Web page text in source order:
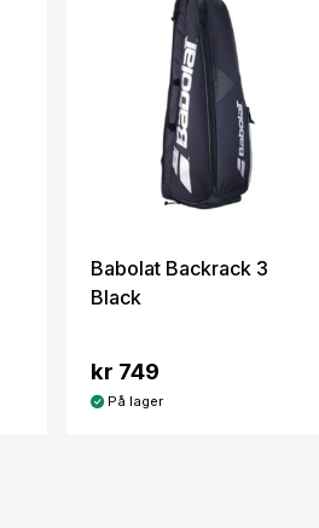
Babolat Backrack 3
Black
kr 749
På lager